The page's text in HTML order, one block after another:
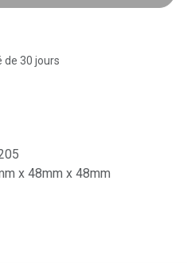
30 jours
x 48mm x 48mm